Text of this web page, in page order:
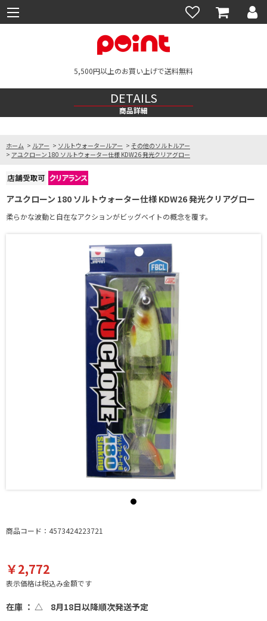
5,500円以上のお買い上げで送料無料
DETAILS
商品詳細
ホーム > ルアー > ソルトウォータールアー > その他のソルトルアー
> アユクローン 180 ソルトウォーター仕様 KDW26 発光クリアグロー
アユクローン 180 ソルトウォーター仕様 KDW26 発光クリアグロー
柔らかな波動と自在なアクションがビッグベイトの概念を覆す。
商品コード：4573424223721
￥2,772
表示価格は税込み金額です
在庫 ： △ 8月18日以降順次発送予定